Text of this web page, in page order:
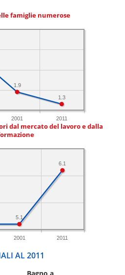
famiglie numerose
2001 2011
1.3
1.9
dal mercato del lavoro e dalla
2001 2011
6.1
5.1
AL 2011